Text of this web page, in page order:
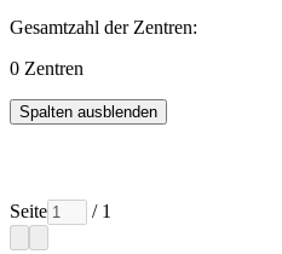
Gesamtzahl der Zentren:
0 Zentren
Spalten ausblenden
Seite / 1